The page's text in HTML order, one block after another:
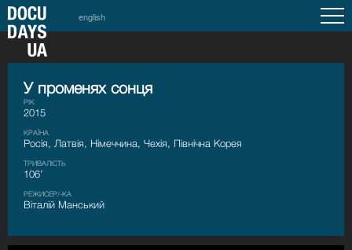
english
У променях сонця
РІК
2015
КРАЇНА
Росія, Латвія, Німеччина, Чехія, Північна Корея
ТРИВАЛІСТЬ
106’
РЕЖИСЕР/-КА
Віталій Манський